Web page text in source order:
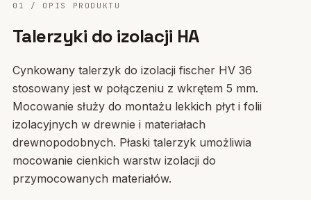
01 / OPIS PRODUKTU
Talerzyki do izolacji HA
Cynkowany talerzyk do izolacji fischer HV 36
stosowany jest w połączeniu z wkrętem 5 mm.
Mocowanie służy do montażu lekkich płyt i folii
izolacyjnych w drewnie i materiałach
drewnopodobnych. Płaski talerzyk umożliwia
mocowanie cienkich warstw izolacji do
przymocowanych materiałów.